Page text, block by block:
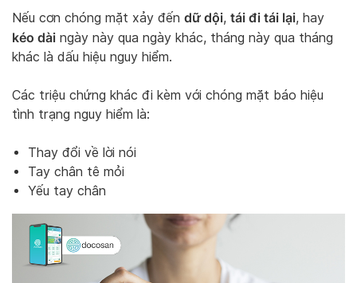
Nếu cơn chóng mặt xảy đến dữ dội, tái đi tái lại, hay
kéo dài ngày này qua ngày khác, tháng này qua tháng
khác là dấu hiệu nguy hiểm.
Các triệu chứng khác đi kèm với chóng mặt báo hiệu
tình trạng nguy hiểm là:
Thay đổi về lời nói
Tay chân tê mỏi
Yếu tay chân